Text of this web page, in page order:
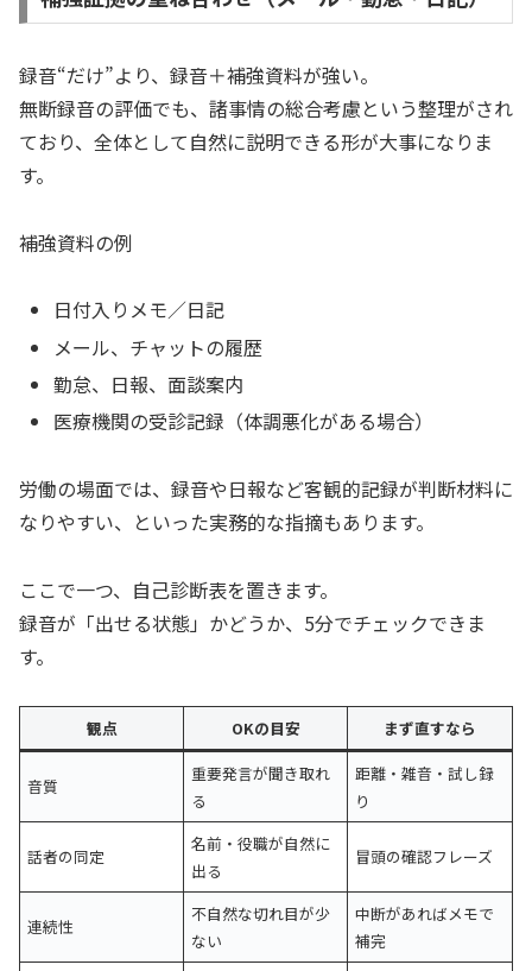
録音“だけ”より、録音＋補強資料が強い。
無断録音の評価でも、諸事情の総合考慮という整理がされ
ており、全体として自然に説明できる形が大事になりま
す。
補強資料の例
日付入りメモ／日記
メール、チャットの履歴
勤怠、日報、面談案内
医療機関の受診記録（体調悪化がある場合）
労働の場面では、録音や日報など客観的記録が判断材料に
なりやすい、といった実務的な指摘もあります。
ここで一つ、自己診断表を置きます。
録音が「出せる状態」かどうか、5分でチェックできま
す。
観点 OKの目安 まず直すなら
音質
重要発言が聞き取れ
る
距離・雑音・試し録
り
話者の同定
名前・役職が自然に
出る
冒頭の確認フレーズ
連続性
不自然な切れ目が少
ない
中断があればメモで
補完